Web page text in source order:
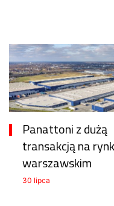
Panattoni z dużą
transakcją na
warszawskim
30 lipca